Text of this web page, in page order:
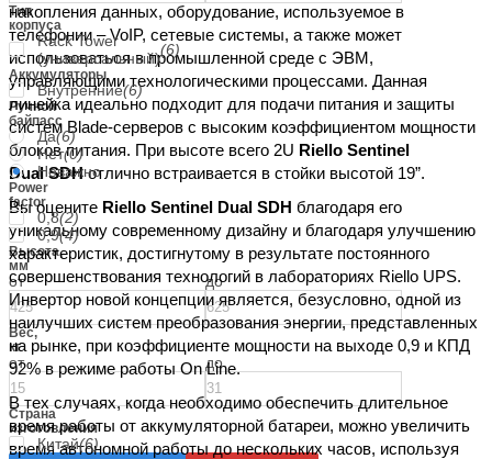
Тип
корпуса
Rack Tower
(универсальный)(6)
Аккумуляторы
Внутренние(6)
Ручной
байпасс
Да(6)
Нет(0)
Неважно
Power
factor
0,8(2)
0,9(4)
Высота,
мм
от до
Вес,
кг
от до
Страна
изготовления
Китай(6)
накопления данных, оборудование, используемое в
телефонии – VoIP, сетевые системы, а также может
использоваться в промышленной среде с ЭВМ,
управляющими технологическими процессами. Данная
линейка идеально подходит для подачи питания и защиты
систем Blade-серверов с высоким коэффициентом мощности
блоков питания. При высоте всего 2U Riello Sentinel
Dual SDHотлично встраивается в стойки высотой 19”.
Вы оцените Riello Sentinel Dual SDH благодаря его
уникальному современному дизайну и благодаря улучшению
характеристик, достигнутому в результате постоянного
совершенствования технологий в лабораториях Riello UPS.
Инвертор новой концепции является, безусловно, одной из
наилучших систем преобразования энергии, представленных
на рынке, при коэффициенте мощности на выходе 0,9 и КПД
92% в режиме работы On Line.
В тех случаях, когда необходимо обеспечить длительное
время работы от аккумуляторной батареи, можно увеличить
время автономной работы до нескольких часов, используя